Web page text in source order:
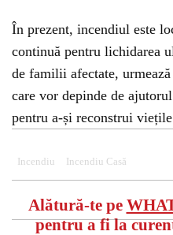
În prezent, incendiul este
continuă pentru lichidarea
de familii afectate,
care vor depinde de
pentru a-și reconstrui
Incendiu Incendiu Casă
Alătură-te pe
pentru a fi la